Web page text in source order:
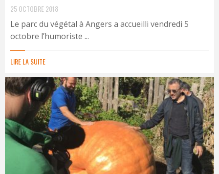
25 OCTOBRE 2018
Le parc du végétal à Angers a accueilli vendredi 5
octobre l’humoriste ...
LIRE LA SUITE